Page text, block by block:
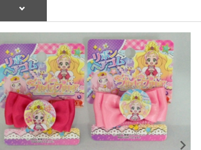
会員登録
ュールをチェック
シン本体